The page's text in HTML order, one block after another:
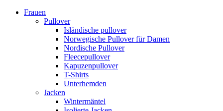
Frauen
Pullover
Isländische pullover
Norwegische Pullover für Damen
Nordische Pullover
Fleecepullover
Kapuzenpullover
T-Shirts
Unterhemden
Jacken
Wintermäntel